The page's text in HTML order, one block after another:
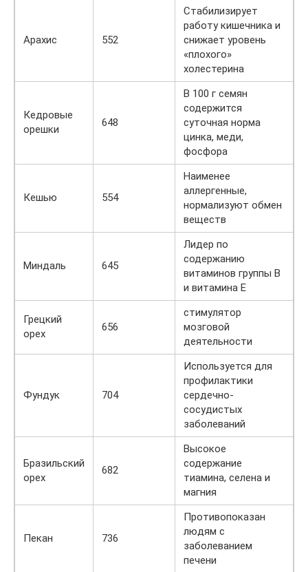
Арахис 552
Стабилизирует
работу кишечника и
снижает уровень
«плохого»
холестерина
Кедровые
орешки
648
В 100 г семян
содержится
суточная норма
цинка, меди,
фосфора
Кешью 554
Наименее
аллергенные,
нормализуют обмен
веществ
Миндаль 645
Лидер по
содержанию
витаминов группы В
и витамина Е
Грецкий
орех
656
стимулятор
мозговой
деятельности
Фундук 704
Используется для
профилактики
сердечно-
сосудистых
заболеваний
Бразильский
орех
682
Высокое
содержание
тиамина, селена и
магния
Пекан 736
Противопоказан
людям с
заболеванием
печени